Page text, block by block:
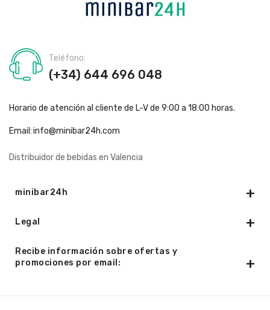
Teléfono:
(+34) 644 696 048
Horario de atención al cliente de L-V de 9:00 a 18:00 horas.
Email:info@minibar24h.com
Distribuidor de bebidas en Valencia
minibar24h
Legal
Recibe información sobre ofertas y
promociones por email: